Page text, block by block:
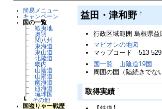
簡易メニュー
キャンペーン
国の一覧
┣ 蝦夷地
┣ 奥羽
┣
関八州
┣ 東海道
┣ 東山道
┣ 北陸道
┣ 畿内
┣
山陰道
┣
山陽道
┣ 南海道
┣ 西海道
┣ 琉球国
┗
その他
国盗りゃー戦歴
益田・津和野†
行政区域範囲 島根県
マピオンの地図
マップコード 513
国一覧 山陰道19国
周囲の国（陸続きでな
取得実績 †